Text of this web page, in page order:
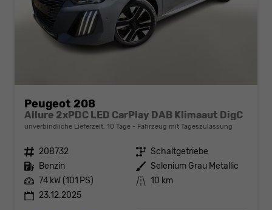
Peugeot 208
Allure 2xPDC LED CarPlay DAB Klimaaut DigC
unverbindliche Lieferzeit: 10 Tage Fahrzeug mit Tageszulassung
Fahrzeugnr. 208732 Getriebe Schaltgetriebe
Kraftstoff Benzin Außenfarbe Selenium Grau Metallic
Leistung 74 kW (101 PS) Kilometerstand 10 km
23.12.2025